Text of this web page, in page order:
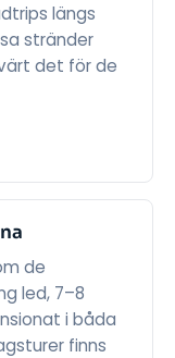
längs
stränder
det för de
de
led, 7–8
i båda
finns